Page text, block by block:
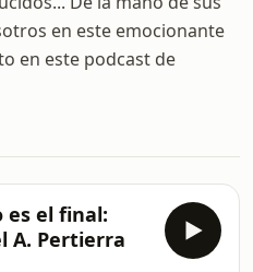
en este emocionante
en este podcast de
es el final:
A. Pertierra